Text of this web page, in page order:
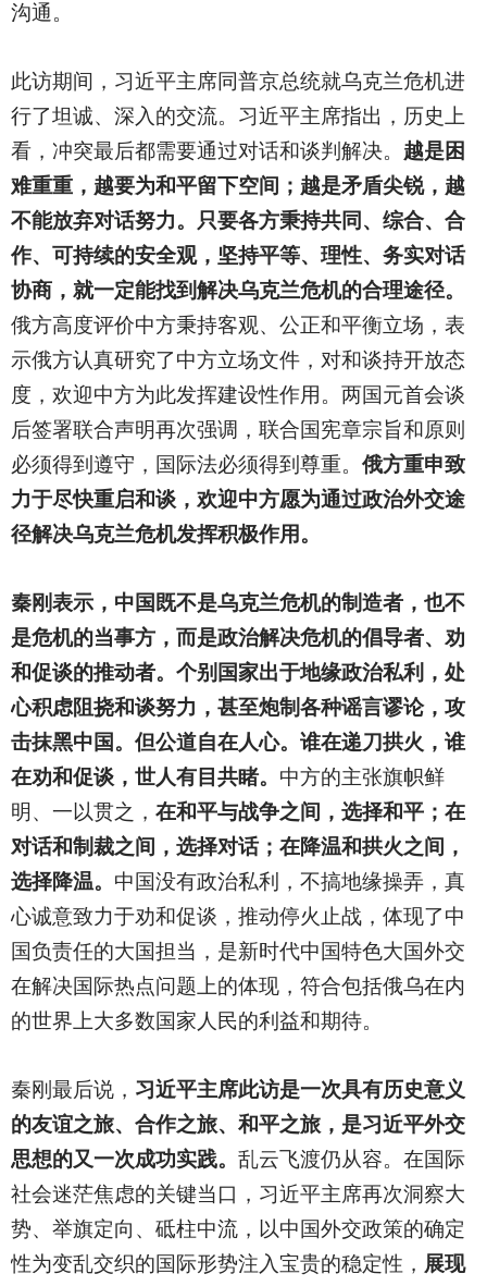
沟通。
此访期间，习近平主席同普京总统就乌克兰危机进
行了坦诚、深入的交流。习近平主席指出，历史上
看，冲突最后都需要通过对话和谈判解决。 越是困
难重重，越要为和平留下空间；越是矛盾尖锐，越
不能放弃对话努力。只要各方秉持共同、综合、合
作、可持续的安全观，坚持平等、理性、务实对话
协商，就一定能找到解决乌克兰危机的合理途径。
俄方高度评价中方秉持客观、公正和平衡立场，表
示俄方认真研究了中方立场文件，对和谈持开放态
度，欢迎中方为此发挥建设性作用。两国元首会谈
后签署联合声明再次强调，联合国宪章宗旨和原则
必须得到遵守，国际法必须得到尊重。 俄方重申致
力于尽快重启和谈，欢迎中方愿为通过政治外交途
径解决乌克兰危机发挥积极作用。
秦刚表示，中国既不是乌克兰危机的制造者，也不
是危机的当事方，而是政治解决危机的倡导者、劝
和促谈的推动者。个别国家出于地缘政治私利，处
心积虑阻挠和谈努力，甚至炮制各种谣言谬论，攻
击抹黑中国。但公道自在人心。谁在递刀拱火，谁
在劝和促谈，世人有目共睹。 中方的主张旗帜鲜
明、一以贯之， 在和平与战争之间，选择和平；在
对话和制裁之间，选择对话；在降温和拱火之间，
选择降温。 中国没有政治私利，不搞地缘操弄，真
心诚意致力于劝和促谈，推动停火止战，体现了中
国负责任的大国担当，是新时代中国特色大国外交
在解决国际热点问题上的体现，符合包括俄乌在内
的世界上大多数国家人民的利益和期待。
秦刚最后说， 习近平主席此访是一次具有历史意义
的友谊之旅、合作之旅、和平之旅，是习近平外交
思想的又一次成功实践。 乱云飞渡仍从容。在国际
社会迷茫焦虑的关键当口，习近平主席再次洞察大
势、举旗定向、砥柱中流，以中国外交政策的确定
性为变乱交织的国际形势注入宝贵的稳定性， 展现